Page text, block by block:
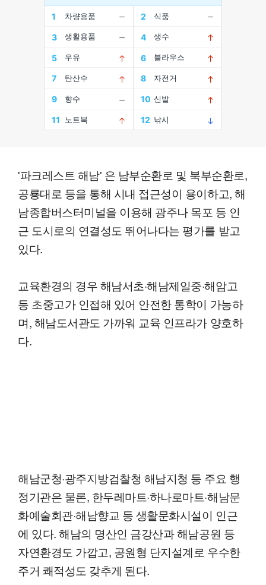
'파크레스트 해남' 은 남부순환로 및 북부순환로,
공룡대로 등을 통해 시내 접근성이 용이하고, 해
남종합버스터미널을 이용해 광주나 목포 등 인
근 도시로의 연결성도 뛰어나다는 평가를 받고
있다.
교육환경의 경우 해남서초·해남제일중·해암고
등 초중고가 인접해 있어 안전한 통학이 가능하
며, 해남도서관도 가까워 교육 인프라가 양호하
다.
해남군청·광주지방검찰청 해남지청 등 주요 행
정기관은 물론, 한두레마트·하나로마트·해남문
화예술회관·해남향교 등 생활문화시설이 인근
에 있다. 해남의 명산인 금강산과 해남공원 등
자연환경도 가깝고, 공원형 단지설계로 우수한
주거 쾌적성도 갖추게 된다.